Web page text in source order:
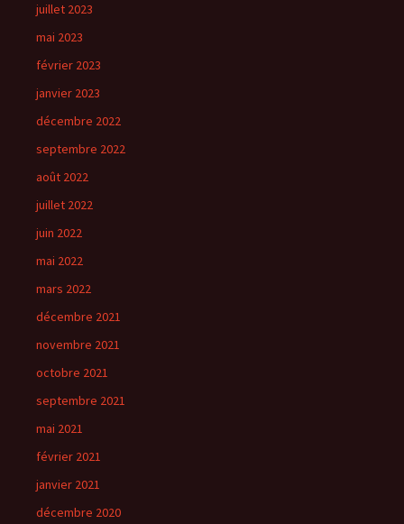
juillet 2023
mai 2023
février 2023
janvier 2023
décembre 2022
septembre 2022
août 2022
juillet 2022
juin 2022
mai 2022
mars 2022
décembre 2021
novembre 2021
octobre 2021
septembre 2021
mai 2021
février 2021
janvier 2021
décembre 2020